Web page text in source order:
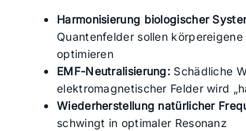
Harmonisierung biologischer
Quantenfelder sollen körpereigene
optimieren
EMF-Neutralisierung: Schädliche
elektromagnetischer Felder wird
Wiederherstellung natürlicher
schwingt in optimaler Resonanz